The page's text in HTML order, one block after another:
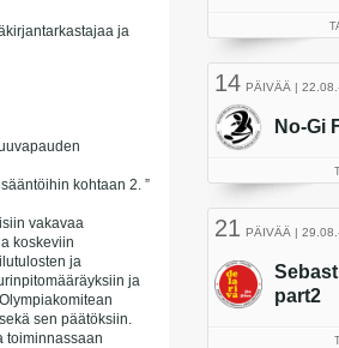
ja
kohtaan 2. ”
vakavaa
koskeviin
ja
ja
sen päätöksiin.
toiminnassaan